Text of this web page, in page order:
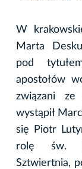
W
Marta
pod
apostołów
związani
wystąpił
się Piotr
rolę św.
Sztwiertnia,